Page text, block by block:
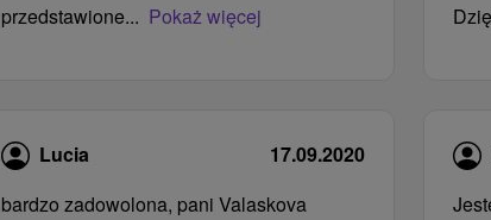
przedstawione... Pokaż więcej
Lucia
17.09.2020
bardzo zadowolona, ​​pani Valaskova